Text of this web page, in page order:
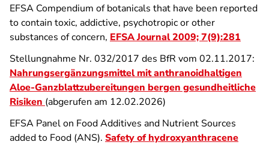
EFSA Compendium of botanicals that have been reported
to contain toxic, addictive, psychotropic or other
substances of concern, EFSA Journal 2009; 7(9):281
Stellungnahme Nr. 032/2017 des BfR vom 02.11.2017:
Nahrungsergänzungsmittel mit anthranoidhaltigen
Aloe-Ganzblattzubereitungen bergen gesundheitliche
Risiken (abgerufen am 12.02.2026)
EFSA Panel on Food Additives and Nutrient Sources
added to Food (ANS). Safety of hydroxyanthracene